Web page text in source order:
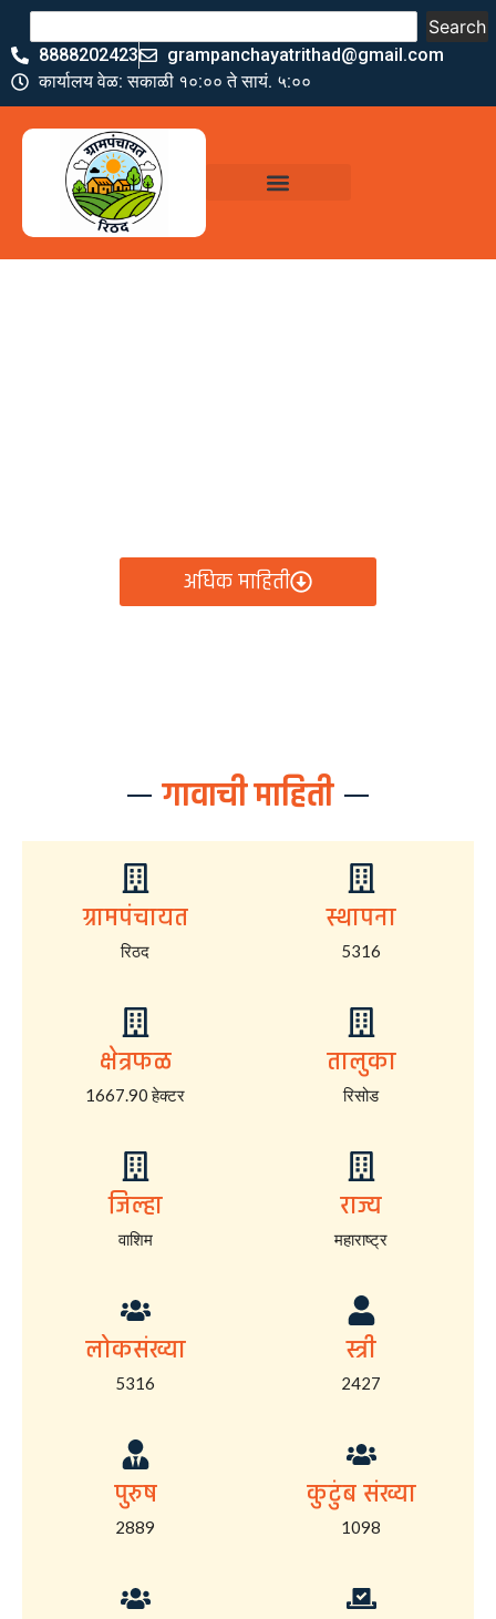
Search
8888202423
grampanchayatrithad@gmail.com
कार्यालय वेळ: सकाळी १०:०० ते सायं. ५:००
अधिक माहिती
गावाची माहिती
ग्रामपंचायत
रिठद
स्थापना
5316
क्षेत्रफळ
1667.90 हेक्टर
तालुका
रिसोड
जिल्हा
वाशिम
राज्य
महाराष्ट्र
लोकसंख्या
5316
स्त्री
2427
पुरुष
2889
कुटुंब संख्या
1098